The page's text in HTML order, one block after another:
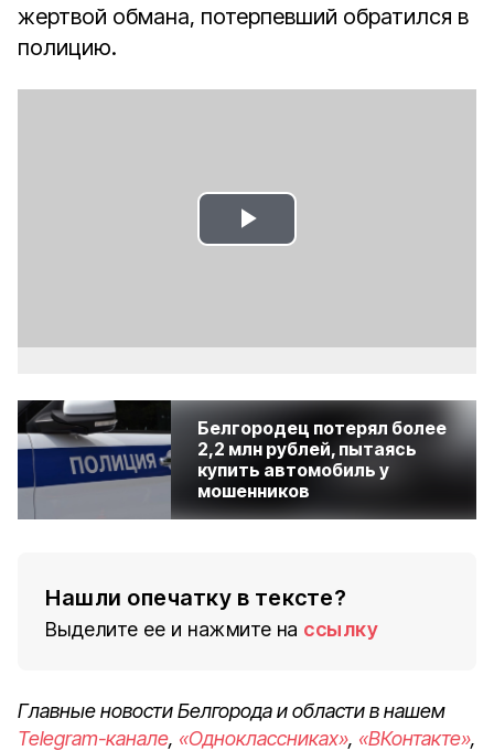
жертвой обмана, потерпевший обратился в
полицию.
Play
Белгородец потерял более
2,2 млн рублей, пытаясь
купить автомобиль у
мошенников
Нашли опечатку в тексте?
Выделите ее и нажмите на ссылку
Главные новости Белгорода и области в нашем
Telegram-канале, «Одноклассниках», «ВКонтакте»,